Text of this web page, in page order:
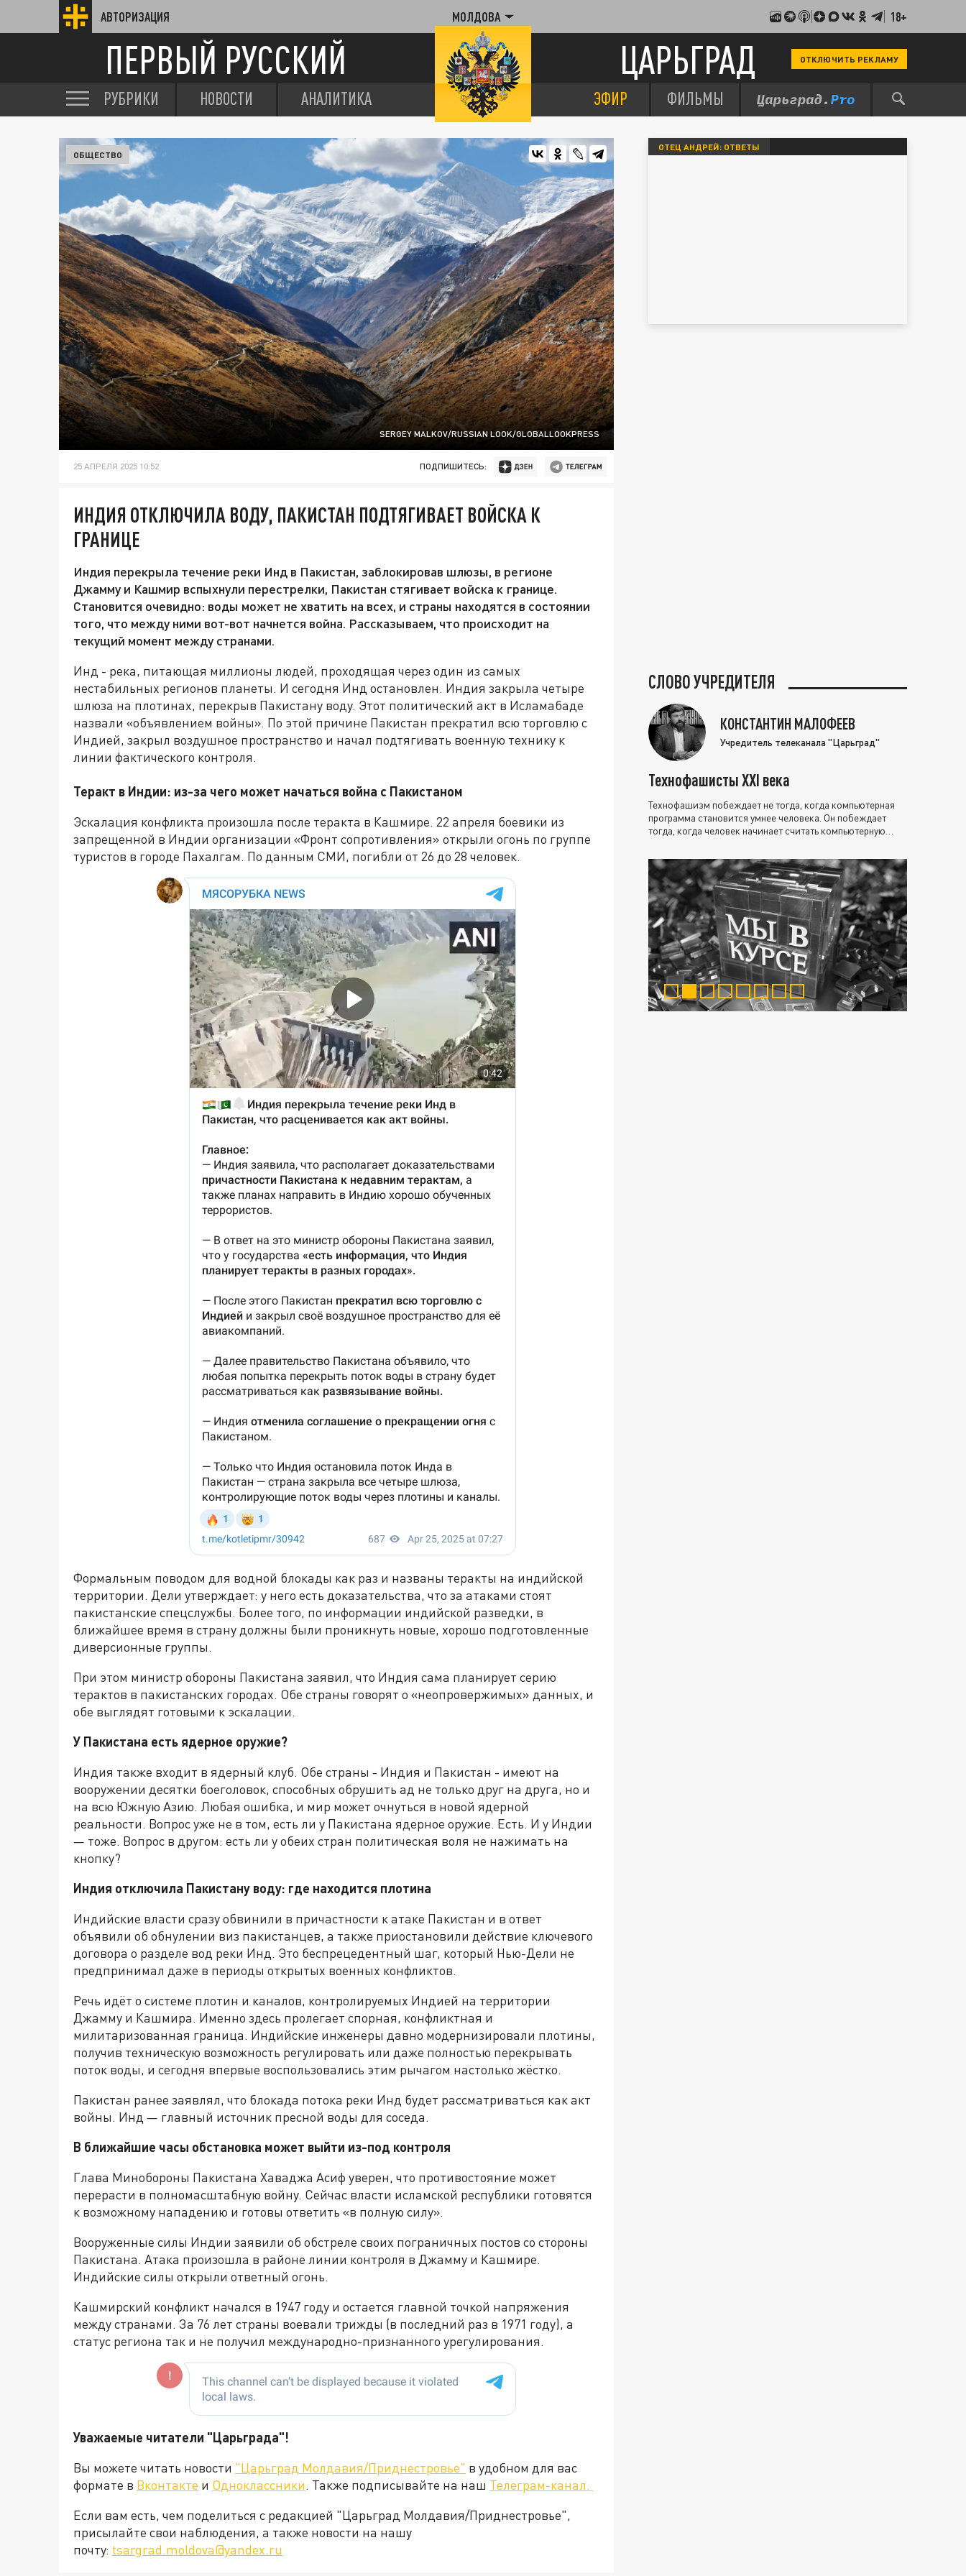
АВТОРИЗАЦИЯ МОЛДОВА 18+
ПЕРВЫЙ РУССКИЙ ЦАРЬГРАД ОТКЛЮЧИТЬ РЕКЛАМУ
РУБРИКИ НОВОСТИ АНАЛИТИКА ЭФИР ФИЛЬМЫ
SERGEY MALKOV/RUSSIAN LOOK/GLOBALLOOKPRESS
ОБЩЕСТВО
25 АПРЕЛЯ 2025 10:52 ПОДПИШИТЕСЬ:
ИНДИЯ ОТКЛЮЧИЛА ВОДУ, ПАКИСТАН ПОДТЯГИВАЕТ ВОЙСКА К
ГРАНИЦЕ
Индия перекрыла течение реки Инд в Пакистан, заблокировав шлюзы, в регионе
Джамму и Кашмир вспыхнули перестрелки, Пакистан стягивает войска к границе.
Становится очевидно: воды может не хватить на всех, и страны находятся в состоянии
того, что между ними вот-вот начнется война. Рассказываем, что происходит на
текущий момент между странами.
Инд - река, питающая миллионы людей, проходящая через один из самых
нестабильных регионов планеты. И сегодня Инд остановлен. Индия закрыла четыре
шлюза на плотинах, перекрыв Пакистану воду. Этот политический акт в Исламабаде
назвали «объявлением войны». По этой причине Пакистан прекратил всю торговлю с
Индией, закрыл воздушное пространство и начал подтягивать военную технику к
линии фактического контроля.
Теракт в Индии: из-за чего может начаться война с Пакистаном
Эскалация конфликта произошла после теракта в Кашмире. 22 апреля боевики из
запрещенной в Индии организации «Фронт сопротивления» открыли огонь по группе
туристов в городе Пахалгам. По данным СМИ, погибли от 26 до 28 человек.
Формальным поводом для водной блокады как раз и названы теракты на индийской
территории. Дели утверждает: у него есть доказательства, что за атаками стоят
пакистанские спецслужбы. Более того, по информации индийской разведки, в
ближайшее время в страну должны были проникнуть новые, хорошо подготовленные
диверсионные группы.
При этом министр обороны Пакистана заявил, что Индия сама планирует серию
терактов в пакистанских городах. Обе страны говорят о «неопровержимых» данных, и
обе выглядят готовыми к эскалации.
У Пакистана есть ядерное оружие?
Индия также входит в ядерный клуб. Обе страны - Индия и Пакистан - имеют на
вооружении десятки боеголовок, способных обрушить ад не только друг на друга, но и
на всю Южную Азию. Любая ошибка, и мир может очнуться в новой ядерной
реальности. Вопрос уже не в том, есть ли у Пакистана ядерное оружие. Есть. И у Индии
— тоже. Вопрос в другом: есть ли у обеих стран политическая воля не нажимать на
кнопку?
Индия отключила Пакистану воду: где находится плотина
Индийские власти сразу обвинили в причастности к атаке Пакистан и в ответ
объявили об обнулении виз пакистанцев, а также приостановили действие ключевого
договора о разделе вод реки Инд. Это беспрецедентный шаг, который Нью-Дели не
предпринимал даже в периоды открытых военных конфликтов.
Речь идёт о системе плотин и каналов, контролируемых Индией на территории
Джамму и Кашмира. Именно здесь пролегает спорная, конфликтная и
милитаризованная граница. Индийские инженеры давно модернизировали плотины,
получив техническую возможность регулировать или даже полностью перекрывать
поток воды, и сегодня впервые воспользовались этим рычагом настолько жёстко.
Пакистан ранее заявлял, что блокада потока реки Инд будет рассматриваться как акт
войны. Инд — главный источник пресной воды для соседа.
В ближайшие часы обстановка может выйти из-под контроля
Глава Минобороны Пакистана Хаваджа Асиф уверен, что противостояние может
перерасти в полномасштабную войну. Сейчас власти исламской республики готовятся
к возможному нападению и готовы ответить «в полную силу».
Вооруженные силы Индии заявили об обстреле своих пограничных постов со стороны
Пакистана. Атака произошла в районе линии контроля в Джамму и Кашмире.
Индийские силы открыли ответный огонь.
Кашмирский конфликт начался в 1947 году и остается главной точкой напряжения
между странами. За 76 лет страны воевали трижды (в последний раз в 1971 году), а
статус региона так и не получил международно-признанного урегулирования.
Уважаемые читатели "Царьграда"!
Вы можете читать новости "Царьград Молдавия/Приднестровье" в удобном для вас
формате в Вконтакте и Одноклассники. Также подписывайте на наш Телеграм-канал.
Если вам есть, чем поделиться с редакцией "Царьград Молдавия/Приднестровье",
присылайте свои наблюдения, а также новости на нашу
почту: tsargrad.moldova@yandex.ru
ОТЕЦ АНДРЕЙ: ОТВЕТЫ
СЛОВО УЧРЕДИТЕЛЯ
КОНСТАНТИН МАЛОФЕЕВ
Учредитель телеканала "Царьград"
Технофашисты XXI века
Технофашизм побеждает не тогда, когда компьютерная
программа становится умнее человека. Он побеждает
тогда, когда человек начинает считать компьютерную